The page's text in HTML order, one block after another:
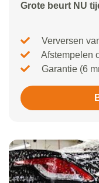
Grote beurt NU
Verversen
Afstempelen
Garantie (6